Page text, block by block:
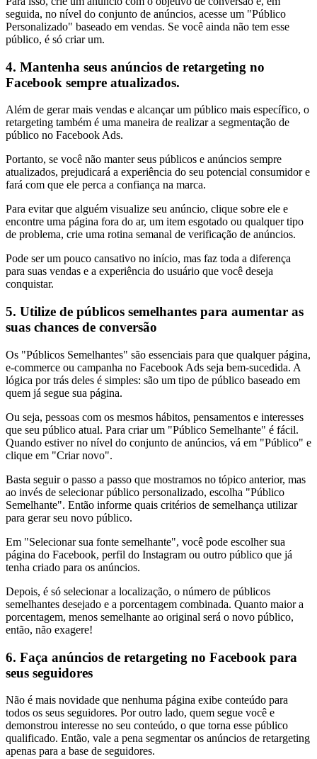
seguida, no nível do conjunto de anúncios, acesse um "Público
Personalizado" baseado em vendas. Se você ainda não tem esse
público, é só criar um.
4. Mantenha seus anúncios de retargeting no
Facebook sempre atualizados.
Além de gerar mais vendas e alcançar um público mais específico, o
retargeting também é uma maneira de realizar a segmentação de
público no Facebook Ads.
Portanto, se você não manter seus públicos e anúncios sempre
atualizados, prejudicará a experiência do seu potencial consumidor e
fará com que ele perca a confiança na marca.
Para evitar que alguém visualize seu anúncio, clique sobre ele e
encontre uma página fora do ar, um item esgotado ou qualquer tipo
de problema, crie uma rotina semanal de verificação de anúncios.
Pode ser um pouco cansativo no início, mas faz toda a diferença
para suas vendas e a experiência do usuário que você deseja
conquistar.
5. Utilize de públicos semelhantes para aumentar as
suas chances de conversão
Os "Públicos Semelhantes" são essenciais para que qualquer página,
e-commerce ou campanha no Facebook Ads seja bem-sucedida. A
lógica por trás deles é simples: são um tipo de público baseado em
quem já segue sua página.
Ou seja, pessoas com os mesmos hábitos, pensamentos e interesses
que seu público atual. Para criar um "Público Semelhante" é fácil.
Quando estiver no nível do conjunto de anúncios, vá em "Público" e
clique em "Criar novo".
Basta seguir o passo a passo que mostramos no tópico anterior, mas
ao invés de selecionar público personalizado, escolha "Público
Semelhante". Então informe quais critérios de semelhança utilizar
para gerar seu novo público.
Em "Selecionar sua fonte semelhante", você pode escolher sua
página do Facebook, perfil do Instagram ou outro público que já
tenha criado para os anúncios.
Depois, é só selecionar a localização, o número de públicos
semelhantes desejado e a porcentagem combinada. Quanto maior a
porcentagem, menos semelhante ao original será o novo público,
então, não exagere!
6. Faça anúncios de retargeting no Facebook para
seus seguidores
Não é mais novidade que nenhuma página exibe conteúdo para
todos os seus seguidores. Por outro lado, quem segue você e
demonstrou interesse no seu conteúdo, o que torna esse público
qualificado. Então, vale a pena segmentar os anúncios de retargeting
apenas para a base de seguidores.